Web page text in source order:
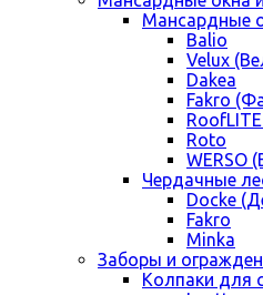
Мансардные
Balio
Velux
Dakea
Fakro
Roto
WERSO
Чердачные
Docke
Fakro
Minka
Заборы и
Колпаки для